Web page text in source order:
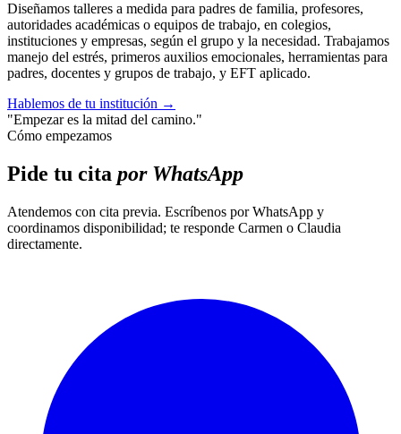
Diseñamos talleres a medida para padres de familia, profesores,
autoridades académicas o equipos de trabajo, en colegios,
instituciones y empresas, según el grupo y la necesidad. Trabajamos
manejo del estrés, primeros auxilios emocionales, herramientas para
padres, docentes y grupos de trabajo, y EFT aplicado.
Hablemos de tu institución →
"Empezar es la mitad del camino."
Cómo empezamos
Pide tu cita por WhatsApp
Atendemos con cita previa. Escríbenos por WhatsApp y
coordinamos disponibilidad; te responde Carmen o Claudia
directamente.